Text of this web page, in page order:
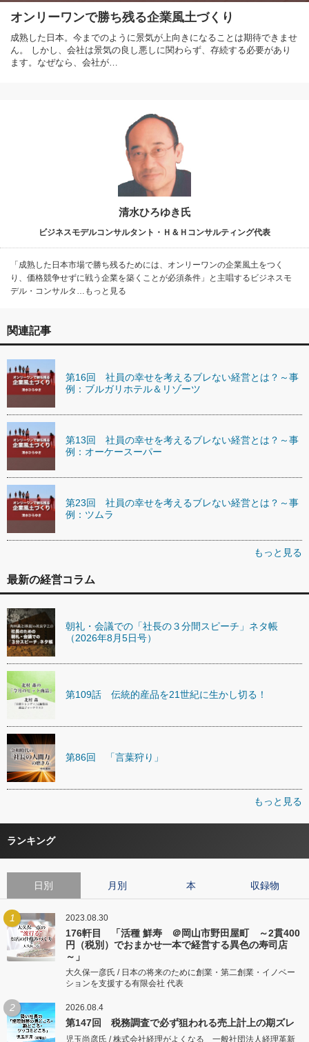
オンリーワンで勝ち残る企業風土づくり
成熟した日本。今までのように景気が上向きになることは期待できませ
ん。 しかし、会社は景気の良し悪しに関わらず、存続する必要があり
ます。なぜなら、会社が…
清水ひろゆき氏
ビジネスモデルコンサルタント・Ｈ＆Ｈコンサルティング代表
「成熟した日本市場で勝ち残るためには、オンリーワンの企業風土をつく
り、価格競争せずに戦う企業を築くことが必須条件」と主唱するビジネスモ
デル・コンサルタ…もっと見る
関連記事
第16回 社員の幸せを考えるブレない経営とは？～事
例：ブルガリホテル＆リゾーツ
第13回 社員の幸せを考えるブレない経営とは？～事
例：オーケースーパー
第23回 社員の幸せを考えるブレない経営とは？～事
例：ツムラ
もっと見る
最新の経営コラム
朝礼・会議での「社長の３分間スピーチ」ネタ帳
（2026年8月5日号）
第109話 伝統的産品を21世紀に生かし切る！
第86回 「言葉狩り」
もっと見る
ランキング
日別 月別 本 収録物
1 2023.08.30
176軒目 「活種 鮮寿 ＠岡山市野田屋町 ～2貫400
円（税別）でおまかせ一本で経営する異色の寿司店
～」
大久保一彦氏 / 日本の将来のために創業・第二創業・イノベー
ションを支援する有限会社 代表
2 2026.08.4
第147回 税務調査で必ず狙われる売上計上の期ズレ
児玉尚彦氏 / 株式会社経理がよくなる 一般社団法人経理革新